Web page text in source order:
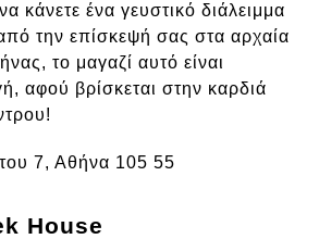
κάνετε ένα γευστικό διάλειμμα
την επίσκεψή σας στα αρχαία
το μαγαζί αυτό είναι
αφού βρίσκεται στην καρδιά
7, Αθήνα 105 55
House